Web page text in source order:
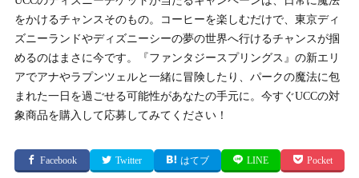
をかけるチャンスそのもの。コーヒーを楽しむだけで、東京ディ
ズニーランドやディズニーシーの夢の世界へ行けるチャンスが掴
めるのはまさに今です。『ファンタジースプリングス』の新エリ
アでアナやラプンツェルと一緒に冒険したり、パークの魔法に包
まれた一日を過ごせる可能性があなたの手元に。今すぐUCCの対
象商品を購入して応募してみてください！
Facebook Twitter はてブ LINE Pocket